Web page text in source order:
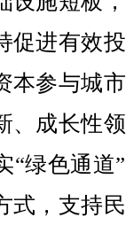
促进有效
本参与城
、成长性
“绿色通道
式，支持